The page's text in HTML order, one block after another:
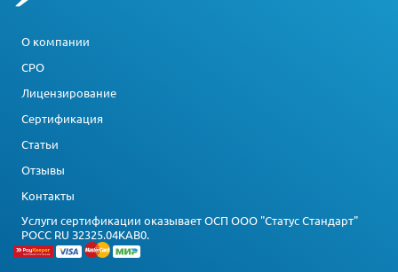
О компании
СРО
Лицензирование
Сертификация
Статьи
Отзывы
Контакты
Услуги сертификации оказывает ОСП ООО "Статус Стандарт"
РОСС RU З2325.04КАВ0.